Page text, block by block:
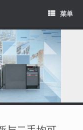
菜单